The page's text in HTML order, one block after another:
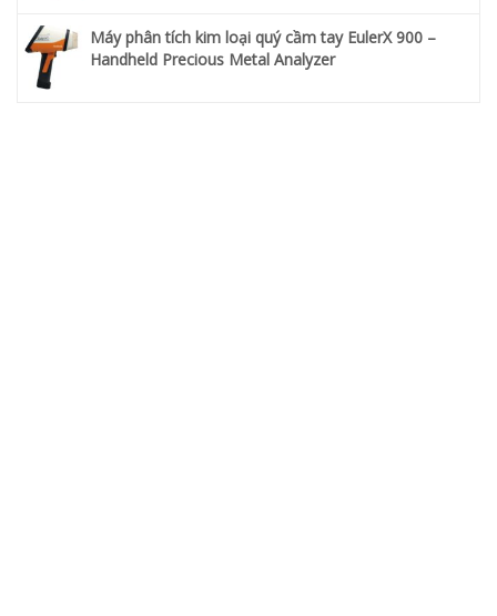
Máy phân tích kim loại quý cầm tay EulerX 900 –
Handheld Precious Metal Analyzer